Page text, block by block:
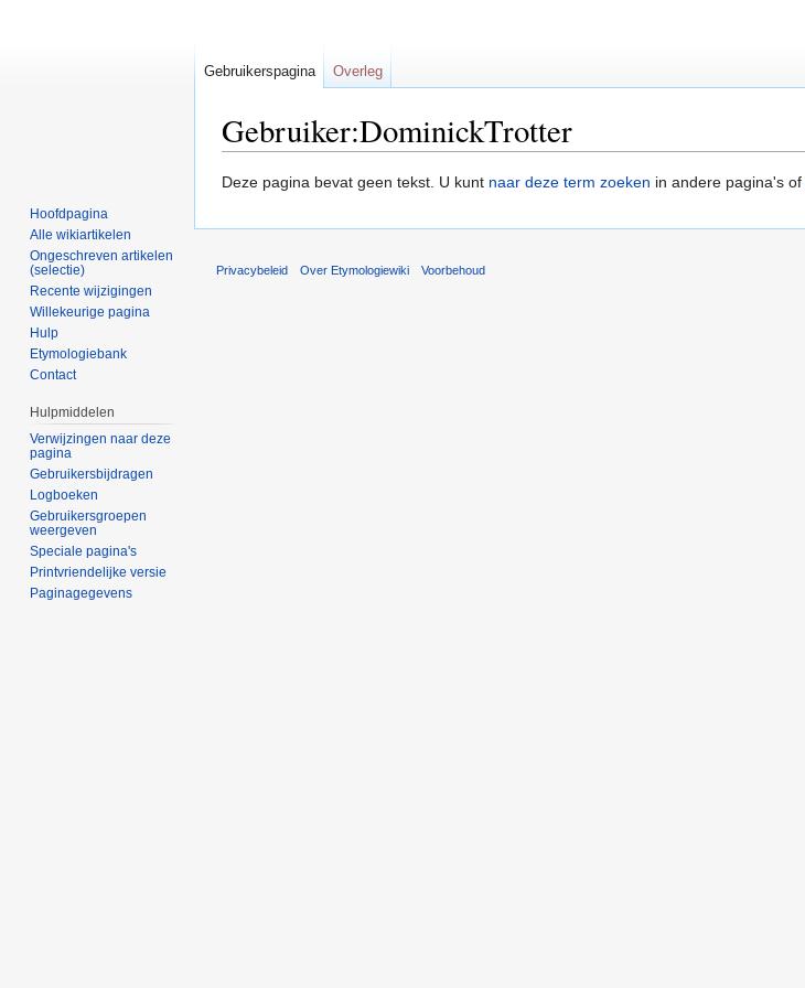
Gebruiker:DominickTrotter
Deze pagina bevat geen tekst. U kunt naar deze term zoeken in andere pagina's of
Gebruikerspagina Overleg
Hoofdpagina
Alle wikiartikelen
Ongeschreven artikelen
(selectie)
Recente wijzigingen
Willekeurige pagina
Hulp
Etymologiebank
Contact
Hulpmiddelen
Verwijzingen naar deze
pagina
Gebruikersbijdragen
Logboeken
Gebruikersgroepen
weergeven
Speciale pagina's
Printvriendelijke versie
Paginagegevens
Privacybeleid Over Etymologiewiki Voorbehoud